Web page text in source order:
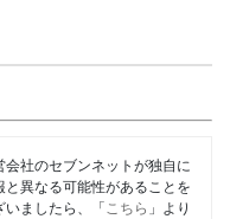
社のセブンネットが独自に
異なる可能性があることを
いましたら、「こちら 」より